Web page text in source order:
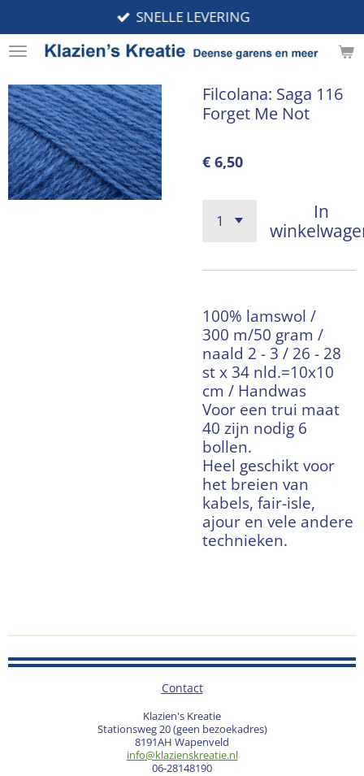
direct
naar
hoofdinhoud
SNELLE LEVERING
Filcolana: Saga 116
Forget Me Not
€ 6,50
In
100% lamswol /
300 m/50 gram /
naald 2 - 3 / 26 - 28
st x 34 nld.=10x10
cm / Handwas
Voor een trui maat
40 zijn nodig 6
bollen.
Heel geschikt voor
het breien van
kabels, fair-isle,
ajour en vele andere
technieken.
Contact
Klazien's Kreatie
Stationsweg 20 (geen bezoekadres)
8191AH Wapenveld
info@klazienskreatie.nl
06-28148190